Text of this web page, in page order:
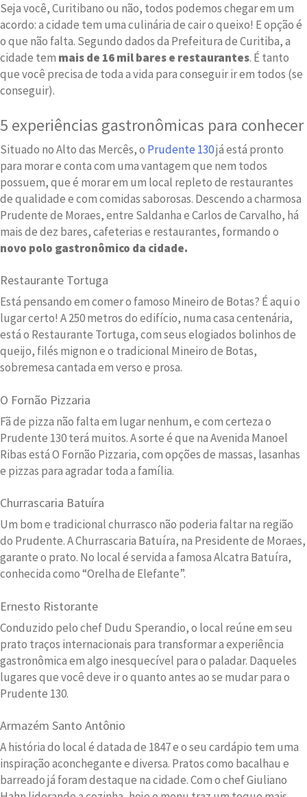
Seja você, Curitibano ou não, todos podemos chegar em um
acordo: a cidade tem uma culinária de cair o queixo! E opção é
o que não falta. Segundo dados da Prefeitura de Curitiba, a
cidade tem mais de 16 mil bares e restaurantes. É tanto
que você precisa de toda a vida para conseguir ir em todos (se
conseguir).
5 experiências gastronômicas para conhecer
Situado no Alto das Mercês, o Prudente 130já está pronto
para morar e conta com uma vantagem que nem todos
possuem, que é morar em um local repleto de restaurantes
de qualidade e com comidas saborosas. Descendo a charmosa
Prudente de Moraes, entre Saldanha e Carlos de Carvalho, há
mais de dez bares, cafeterias e restaurantes, formando o
novo polo gastronômico da cidade.
Restaurante Tortuga
Está pensando em comer o famoso Mineiro de Botas? É aqui o
lugar certo! A 250 metros do edifício, numa casa centenária,
está o Restaurante Tortuga, com seus elogiados bolinhos de
queijo, filés mignon e o tradicional Mineiro de Botas,
sobremesa cantada em verso e prosa.
O Fornão Pizzaria
Fã de pizza não falta em lugar nenhum, e com certeza o
Prudente 130 terá muitos. A sorte é que na Avenida Manoel
Ribas está O Fornão Pizzaria, com opções de massas, lasanhas
e pizzas para agradar toda a família.
Churrascaria Batuíra
Um bom e tradicional churrasco não poderia faltar na região
do Prudente. A Churrascaria Batuíra, na Presidente de Moraes,
garante o prato. No local é servida a famosa Alcatra Batuíra,
conhecida como “Orelha de Elefante”.
Ernesto Ristorante
Conduzido pelo chef Dudu Sperandio, o local reúne em seu
prato traços internacionais para transformar a experiência
gastronômica em algo inesquecível para o paladar. Daqueles
lugares que você deve ir o quanto antes ao se mudar para o
Prudente 130.
Armazém Santo Antônio
A história do local é datada de 1847 e o seu cardápio tem uma
inspiração aconchegante e diversa. Pratos como bacalhau e
barreado já foram destaque na cidade. Com o chef Giuliano